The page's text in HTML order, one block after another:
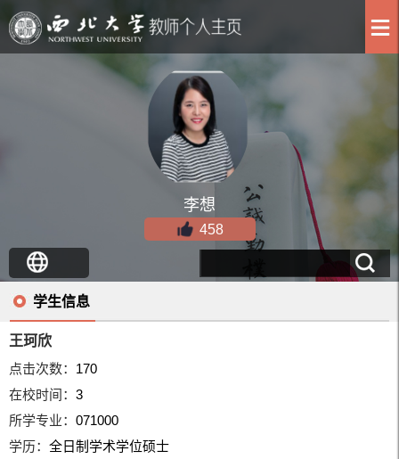
李想
458
学生信息
王珂欣
点击次数： 170
在校时间：3
所学专业：071000
学历：全日制学术学位硕士